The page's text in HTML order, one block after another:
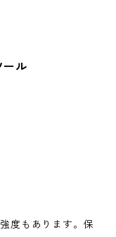
ール
度もあります。保